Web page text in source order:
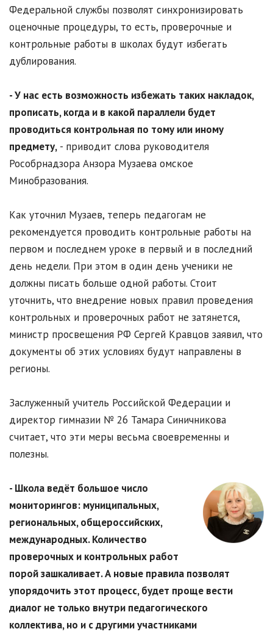
Федеральной службы позволят синхронизировать
оценочные процедуры, то есть, проверочные и
контрольные работы в школах будут избегать
дублирования.
- У нас есть возможность избежать таких накладок,
прописать, когда и в какой параллели будет
проводиться контрольная по тому или иному
предмету, - приводит слова руководителя
Рособрнадзора Анзора Музаева омское
Минобразования.
Как уточнил Музаев, теперь педагогам не
рекомендуется проводить контрольные работы на
первом и последнем уроке в первый и в последний
день недели. При этом в один день ученики не
должны писать больше одной работы. Стоит
уточнить, что внедрение новых правил проведения
контрольных и проверочных работ не затянется,
министр просвещения РФ Сергей Кравцов заявил, что
документы об этих условиях будут направлены в
регионы.
Заслуженный учитель Российской Федерации и
директор гимназии № 26 Тамара Синичникова
считает, что эти меры весьма своевременны и
полезны.
- Школа ведёт большое число
мониторингов: муниципальных,
региональных, общероссийских,
международных. Количество
проверочных и контрольных работ
порой зашкаливает. А новые правила позволят
упорядочить этот процесс, будет проще вести
диалог не только внутри педагогического
коллектива, но и с другими участниками